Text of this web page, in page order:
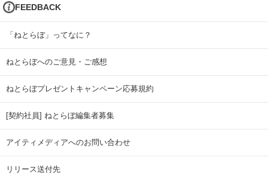
FEEDBACK
「ねとらぼ」ってなに？
ねとらぼへのご意見・ご感想
ねとらぼプレゼントキャンペーン応募規約
[契約社員] ねとらぼ編集者募集
アイティメディアへのお問い合わせ
リリース送付先